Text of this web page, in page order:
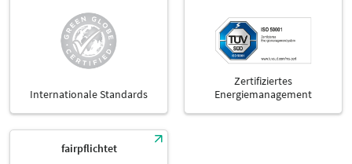
Internationale Standards
Zertifiziertes
Energiemanagement
fairpflichtet